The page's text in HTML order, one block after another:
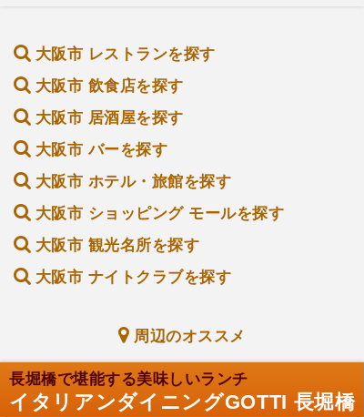
大阪市 レストランを探す
大阪市 飲食店を探す
大阪市 居酒屋を探す
大阪市 バーを探す
大阪市 ホテル・旅館を探す
大阪市 ショッピング モールを探す
大阪市 観光名所を探す
大阪市 ナイトクラブを探す
周辺のオススメ
長堀橋で堪能する美味しいランチ
イタリアンダイニングGOTTI 長堀橋